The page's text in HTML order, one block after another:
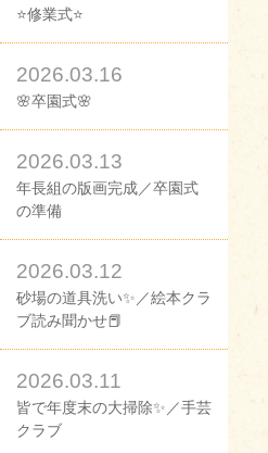
⭐修業式⭐
2026.03.16
🌸卒園式🌸
2026.03.13
年長組の版画完成／卒園式
の準備
2026.03.12
砂場の道具洗い✨／絵本クラ
ブ読み聞かせ📕
2026.03.11
皆で年度末の大掃除✨／手芸
クラブ